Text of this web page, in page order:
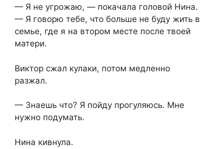
— Я не угрожаю, — покачала головой Нина.
— Я говорю тебе, что больше не буду жить в
семье, где я на втором месте после твоей
матери.
Виктор сжал кулаки, потом медленно
разжал.
— Знаешь что? Я пойду прогуляюсь. Мне
нужно подумать.
Нина кивнула.